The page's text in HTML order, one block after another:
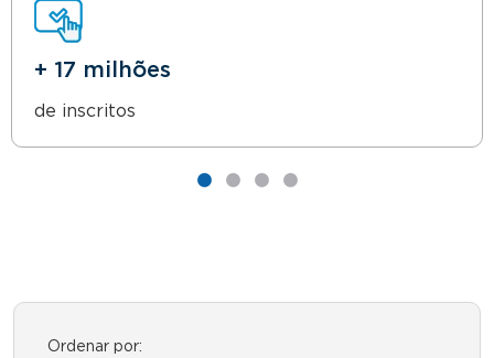
+ 17 milhões
de inscritos
Ordenar por: